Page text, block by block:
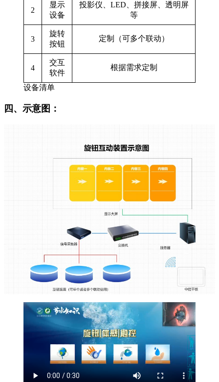
2
显示
设备
投影仪、LED、拼接屏、透明屏
等
3
旋转
按钮
定制（可多个联动）
4
交互
软件
根据需求定制
设备清单
四、 示意图：